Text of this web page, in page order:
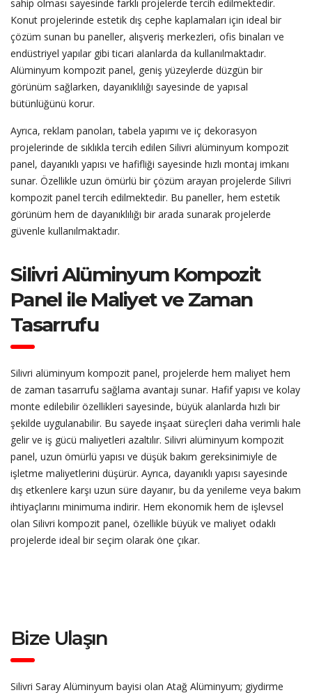
sahip olması sayesinde farklı projelerde tercih edilmektedir.
Konut projelerinde estetik dış cephe kaplamaları için ideal bir
çözüm sunan bu paneller, alışveriş merkezleri, ofis binaları ve
endüstriyel yapılar gibi ticari alanlarda da kullanılmaktadır.
Alüminyum kompozit panel, geniş yüzeylerde düzgün bir
görünüm sağlarken, dayanıklılığı sayesinde de yapısal
bütünlüğünü korur.
Ayrıca, reklam panoları, tabela yapımı ve iç dekorasyon
projelerinde de sıklıkla tercih edilen Silivri alüminyum kompozit
panel, dayanıklı yapısı ve hafifliği sayesinde hızlı montaj imkanı
sunar. Özellikle uzun ömürlü bir çözüm arayan projelerde Silivri
kompozit panel tercih edilmektedir. Bu paneller, hem estetik
görünüm hem de dayanıklılığı bir arada sunarak projelerde
güvenle kullanılmaktadır.
Silivri Alüminyum Kompozit
Panel ile Maliyet ve Zaman
Tasarrufu
Silivri alüminyum kompozit panel, projelerde hem maliyet hem
de zaman tasarrufu sağlama avantajı sunar. Hafif yapısı ve kolay
monte edilebilir özellikleri sayesinde, büyük alanlarda hızlı bir
şekilde uygulanabilir. Bu sayede inşaat süreçleri daha verimli hale
gelir ve iş gücü maliyetleri azaltılır. Silivri alüminyum kompozit
panel, uzun ömürlü yapısı ve düşük bakım gereksinimiyle de
işletme maliyetlerini düşürür. Ayrıca, dayanıklı yapısı sayesinde
dış etkenlere karşı uzun süre dayanır, bu da yenileme veya bakım
ihtiyaçlarını minimuma indirir. Hem ekonomik hem de işlevsel
olan Silivri kompozit panel, özellikle büyük ve maliyet odaklı
projelerde ideal bir seçim olarak öne çıkar.
Bize Ulaşın
Silivri Saray Alüminyum bayisi olan Atağ Alüminyum; giydirme